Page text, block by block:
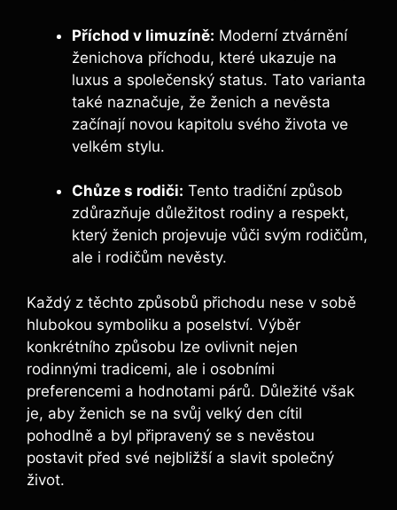
Příchod v limuzíně: Moderní ztvárnění
ženichova příchodu, které ukazuje na
luxus a společenský status. Tato varianta
také naznačuje, že ženich a nevěsta
začínají novou kapitolu svého života ve
velkém stylu.
Chůze s rodiči: Tento tradiční způsob
zdůrazňuje důležitost rodiny a respekt,
který ženich projevuje vůči svým rodičům,
ale i rodičům nevěsty.
Každý z těchto způsobů přichodu nese v sobě
hlubokou symboliku a poselství. Výběr
konkrétního způsobu lze ovlivnit nejen
rodinnými tradicemi, ale i osobními
preferencemi a hodnotami párů. Důležité však
je, aby ženich se na svůj velký den cítil
pohodlně a byl připravený se s nevěstou
postavit před své nejbližší a slavit společný
život.